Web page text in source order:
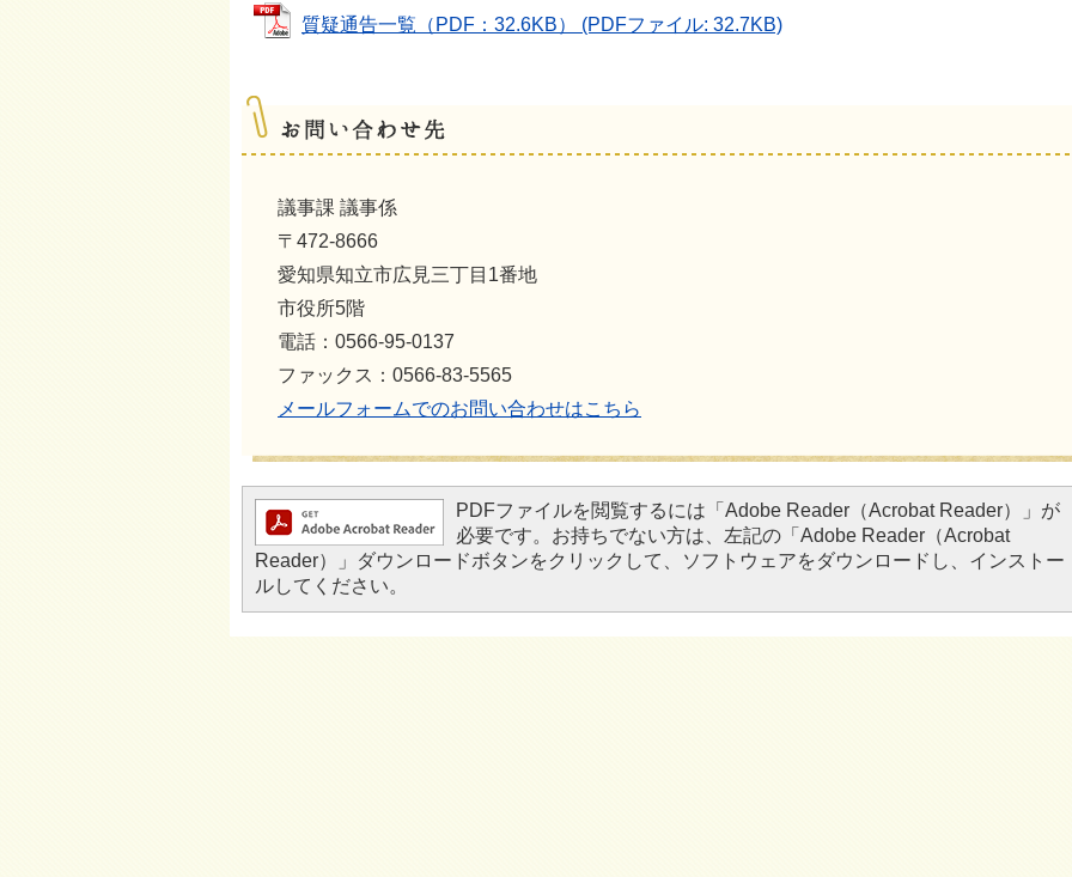
質疑通告一覧（PDF：32.6KB） (PDFファイル: 32.7KB)
議事課 議事係
〒472-8666
愛知県知立市広見三丁目1番地
市役所5階
電話：0566-95-0137
ファックス：0566-83-5565
メールフォームでのお問い合わせはこちら
PDFファイルを閲覧するには「Adobe Reader（Acrobat Reader）」が
必要です。お持ちでない方は、左記の「Adobe Reader（Acrobat
Reader）」ダウンロードボタンをクリックして、ソフトウェアをダウンロードし、インストー
ルしてください。